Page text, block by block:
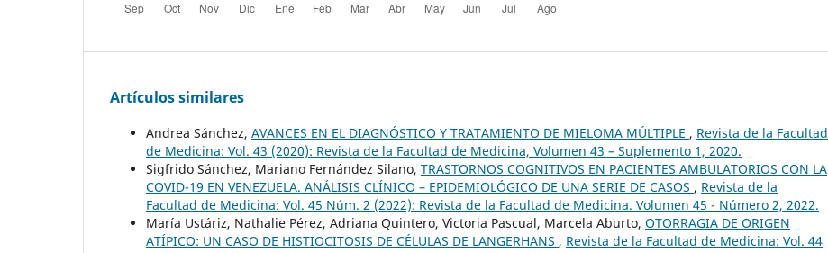
Artículos similares
Andrea Sánchez, AVANCES EN EL DIAGNÓSTICO Y TRATAMIENTO DE MIELOMA MÚLTIPLE , Revista de la Facultad
de Medicina: Vol. 43 (2020): Revista de la Facultad de Medicina, Volumen 43 – Suplemento 1, 2020.
Sigfrido Sánchez, Mariano Fernández Silano, TRASTORNOS COGNITIVOS EN PACIENTES AMBULATORIOS CON LA
COVID-19 EN VENEZUELA. ANÁLISIS CLÍNICO – EPIDEMIOLÓGICO DE UNA SERIE DE CASOS , Revista de la
Facultad de Medicina: Vol. 45 Núm. 2 (2022): Revista de la Facultad de Medicina. Volumen 45 - Número 2, 2022.
María Ustáriz, Nathalie Pérez, Adriana Quintero, Victoria Pascual, Marcela Aburto, OTORRAGIA DE ORIGEN
ATÍPICO: UN CASO DE HISTIOCITOSIS DE CÉLULAS DE LANGERHANS , Revista de la Facultad de Medicina: Vol. 44